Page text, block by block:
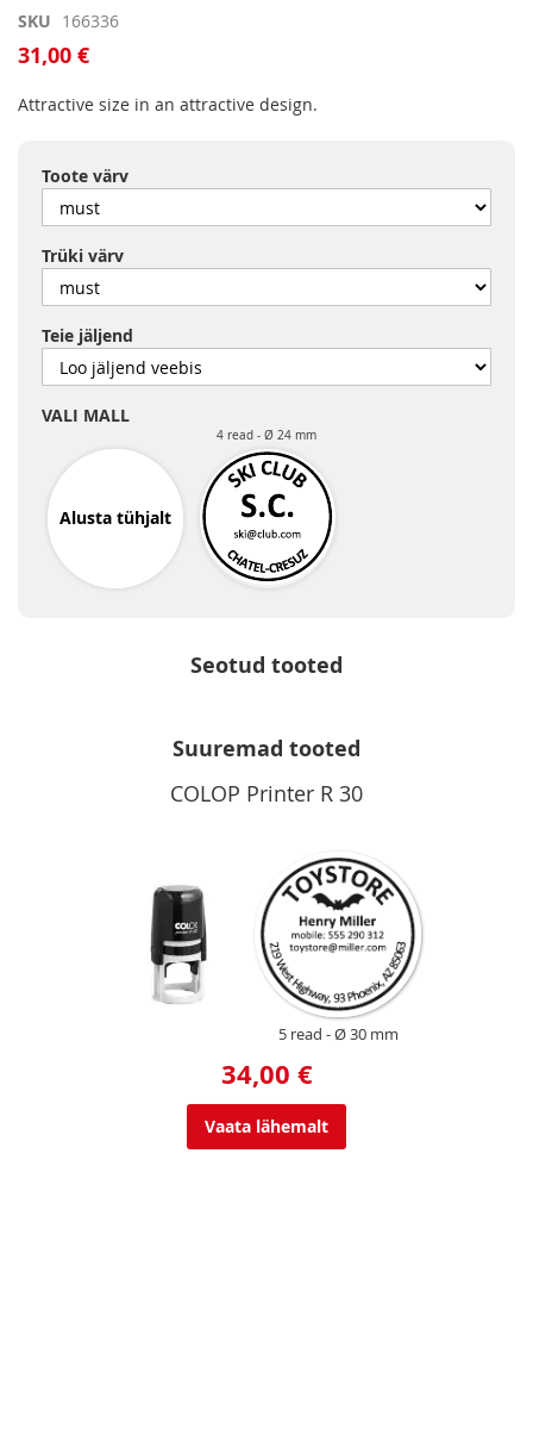
Skip
to
the
of
gallery
SKU 166336
31,00 €
Attractive size in an attractive design.
Toote värv
Trüki värv
Teie jäljend
VALI MALL
4 read Ø 24 mm
Alusta tühjalt
Seotud tooted
Suuremad tooted
COLOP Printer R 30
5 read Ø 30 mm
34,00 €
Vaata lähemalt